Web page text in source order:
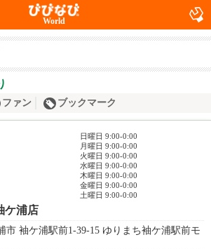
World
ファン ブックマーク
日曜日 9:00-0:00
月曜日 9:00-0:00
火曜日 9:00-0:00
水曜日 9:00-0:00
木曜日 9:00-0:00
金曜日 9:00-0:00
土曜日 9:00-0:00
ケ浦店
市 袖ケ浦駅前1-39-15 ゆりまち袖ケ浦駅前モ